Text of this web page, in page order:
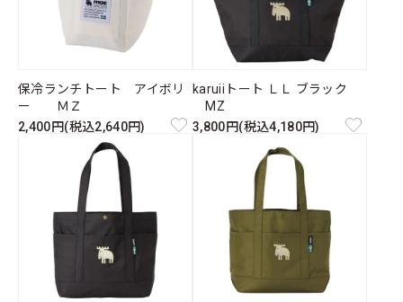
保冷ランチトート アイボリ
ー ＭＺ
2,400円(税込2,640円)
karuiiトート ＬＬ ブラック
MZ
3,800円(税込4,180円)